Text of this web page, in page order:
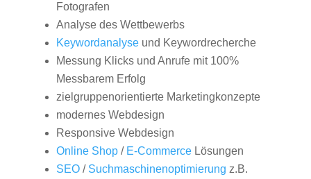
Fotografen
Analyse des Wettbewerbs
Keywordanalyseund Keywordrecherche
Messung Klicks und Anrufe mit 100%
Messbarem Erfolg
zielgruppenorientierte Marketingkonzepte
modernes Webdesign
Responsive Webdesign
Online Shop/ E-CommerceLösungen
SEO/ Suchmaschinenoptimierung z.B.